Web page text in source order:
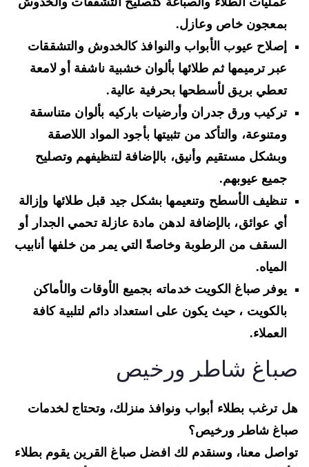
بمعجون خاص وعازل.
إصلاح عيوب الأبواب والنوافذ كالخدوش والتشققات
عبر ترميمها ثم طلائها بألوان خشبية ناشفة أو لامعة
تعطي بريق لأسطحها بحرفية عالية.
تركيب ورق جدران وأرضيات باركيه بألوان متناسقة
ومتنوعة، والتأكد من تثبيتها بأجود المواد اللاصقة
وبشكل مستقيم وأنيق، بالإضافة لتنظيفهم وتصليح
جميع عيوبهم.
تنظيف الأسطح وتنعيمها بشكل جيد قبل طلائها وإزالة
أي عوائق، بالإضافة لدهن مادة عازلة تحمي الجدار أو
السقف من الرطوبة وخاصةً التي يمر من خلفها أنابيب
المياه.
يوفر صباغ الكويت خدماته بجميع الأوقات والأماكن
بالكويت ، حيث يكون على استعداد دائم لتلبية كافة
العملاء.
شاطر ورخيص
ترغب بطلاء أبواب ونوافذ منزلك، وتحتاج لخدمات
شاطر ورخيص؟
معنا، وسنقدم لك افضل صباغ القرين يقوم بطلاء